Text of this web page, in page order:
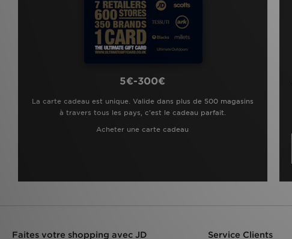
5€-300€
La carte cadeau est unique. Valide dans plus de 500 magasins
à travers tous les pays, c'est le cadeau parfait.
Acheter une carte cadeau
Faites votre shopping avec JD Service Clients